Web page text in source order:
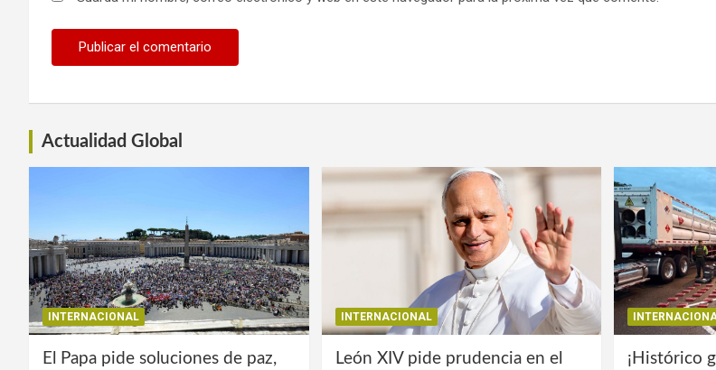
Actualidad Global
INTERNACIONAL
El Papa pide soluciones de paz,
INTERNACIONAL
León XIV pide prudencia en el
¡Histórico